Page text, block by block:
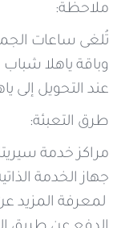
ملاحظة:
تُلغى ساعات
وباقة ياهلا
عند التحويل إلى
طرق التعبئة:
مراكز خدمة
جهاز الخدمة
لمعرفة المزيد